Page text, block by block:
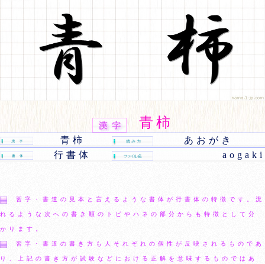
青柿
青柿
あおがき
行書体
aogaki
習字・書道の見本と言えるような書体が行書体の特徴です。流
れるような次への書き順のトビやハネの部分からも特徴として分
かります。
習字・書道の書き方も人それぞれの個性が反映されるものであ
り、上記の書き方が試験などにおける正解を意味するものではあ